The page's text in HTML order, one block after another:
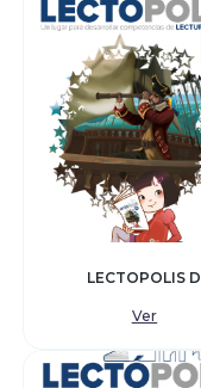
LECTOPOLIS D
Ver